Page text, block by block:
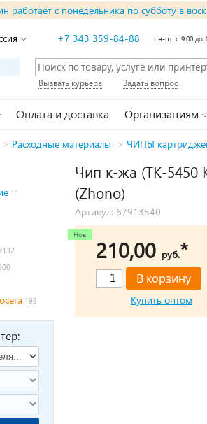
работает с понедельника по субботу в
+7 343 359-84-88 пн-пт: с 9:00 до
Вызвать курьера Задать вопрос
Оплата и доставка Организациям
> Расходные материалы > ЧИПЫ
11
193
Чип к-жа (TK-5450
(Zhono)
Артикул: 67913540
210,00 руб.*
Купить оптом